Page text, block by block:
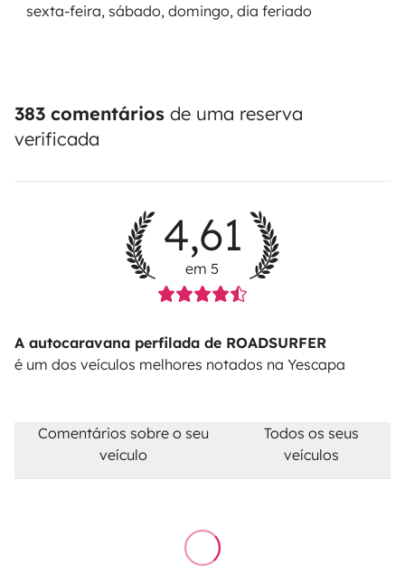
sexta-feira, sábado, domingo, dia feriado
383 comentários de uma reserva
verificada
4,61
em 5
A autocaravana perfilada de ROADSURFER
é um dos veículos melhores notados na Yescapa
Comentários sobre o seu
veículo
Todos os seus
veículos